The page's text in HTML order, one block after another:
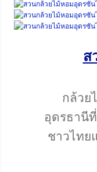
ส
กล้วย
อุดรธานี
ชาวไทย